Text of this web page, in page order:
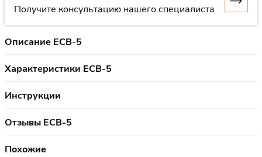
Получите консультацию нашего специалиста
Описание ECB-5
Характеристики ECB-5
Инструкции
Отзывы ECB-5
Похожие